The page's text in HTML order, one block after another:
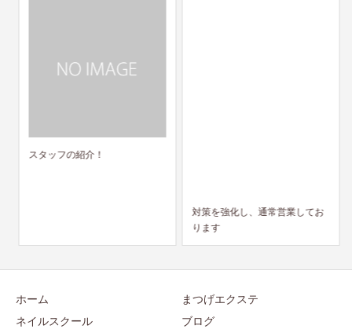
スタッフの紹介！
対策を強化し、通常営業してお
ります
ホーム
ネイルスクール
まつげエクステ
ブログ